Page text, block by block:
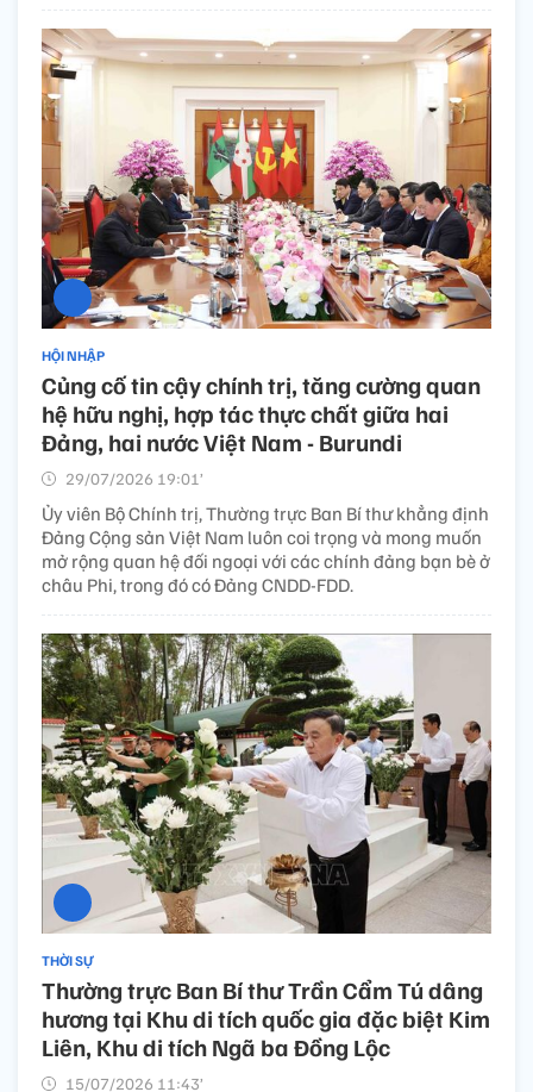
HỘI NHẬP
Củng cố tin cậy chính trị, tăng cường quan
hệ hữu nghị, hợp tác thực chất giữa hai
Đảng, hai nước Việt Nam - Burundi
29/07/2026 19:01’
Ủy viên Bộ Chính trị, Thường trực Ban Bí thư khẳng định
Đảng Cộng sản Việt Nam luôn coi trọng và mong muốn
mở rộng quan hệ đối ngoại với các chính đảng bạn bè ở
châu Phi, trong đó có Đảng CNDD-FDD.
THỜI SỰ
Thường trực Ban Bí thư Trần Cẩm Tú dâng
hương tại Khu di tích quốc gia đặc biệt Kim
Liên, Khu di tích Ngã ba Đồng Lộc
15/07/2026 11:43’